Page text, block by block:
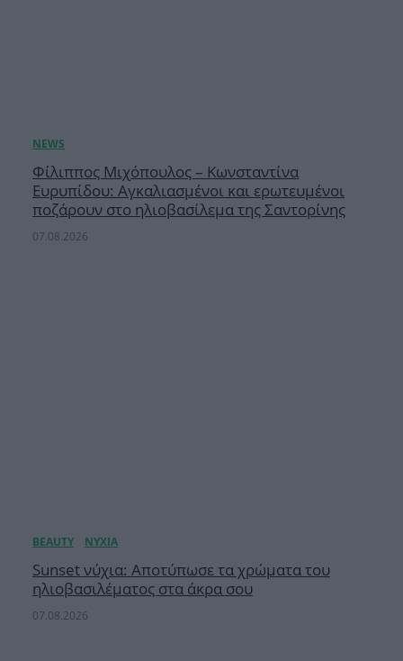
Φίλιππος Μιχόπουλος – Κωνσταντίνα
Ευρυπίδου: Αγκαλιασμένοι και ερωτευμένοι
ποζάρουν στο ηλιοβασίλεμα της Σαντορίνης
07.08.2026
Sunset νύχια: Αποτύπωσε τα χρώματα του
ηλιοβασιλέματος στα άκρα σου
07.08.2026